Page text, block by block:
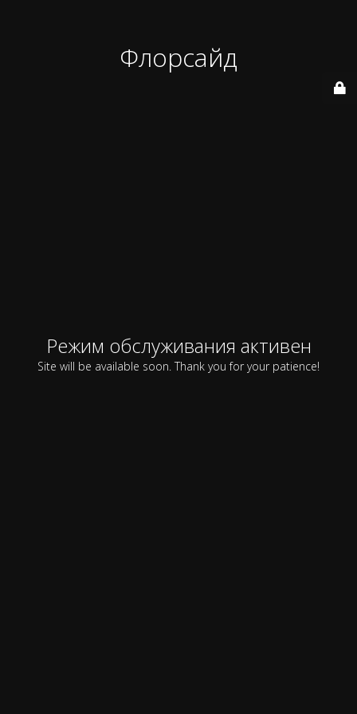
Флорсайд
Режим обслуживания активен
Site will be available soon. Thank you for your patience!